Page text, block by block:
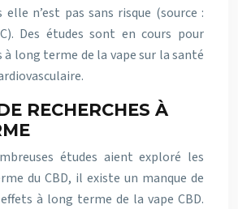
n’est pas sans risque (source :
Des études sont en cours pour
à long terme de la vape sur la santé
RECHERCHES À
études aient exploré les
du CBD, il existe un manque de
à long terme de la vape CBD.